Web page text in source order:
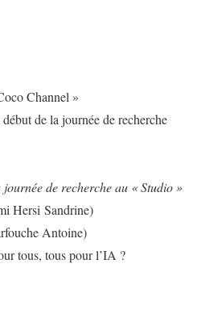
Channel »
de la journée de recherche
de recherche au « Studio »
Hersi Sandrine)
Antoine)
tous, tous pour l’IA ?